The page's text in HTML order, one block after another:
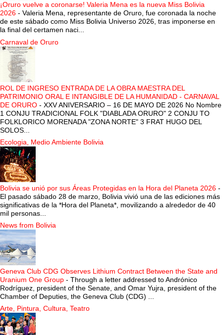
¡Oruro vuelve a coronarse! Valeria Mena es la nueva Miss Bolivia
2026 - Valeria Mena, representante de Oruro, fue coronada la noche
de este sábado como Miss Bolivia Universo 2026, tras imponerse en
la final del certamen naci...
Carnaval de Oruro
ROL DE INGRESO ENTRADA DE LA OBRA MAESTRA DEL
PATRIMONIO ORAL E INTANGIBLE DE LA HUMANIDAD - CARNAVAL
DE ORURO - XXV ANIVERSARIO – 16 DE MAYO DE 2026 No Nombre
1 CONJU TRADICIONAL FOLK "DIABLADA ORURO" 2 CONJU TO
FOLKLORICO MORENADA "ZONA NORTE" 3 FRAT HUGO DEL
SOLOS...
Ecologia, Medio Ambiente Bolivia
Bolivia se unió por sus Áreas Protegidas en la Hora del Planeta 2026 -
El pasado sábado 28 de marzo, Bolivia vivió una de las ediciones más
significativas de la *Hora del Planeta*, movilizando a alrededor de 40
mil personas...
News from Bolivia
Geneva Club CDG Observes Lithium Contract Between the State and
Uranium One Group - Through a letter addressed to Andrónico
Rodríguez, president of the Senate, and Omar Yujra, president of the
Chamber of Deputies, the Geneva Club (CDG) ...
Arte, Pintura, Cultura, Teatro